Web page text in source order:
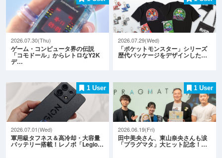
2026.07.30(Thu)
ゲーム・コンピュータ界の伝説
「コモドール」からレトロなY2K
デ…
2026.07.29(Wed)
「ポケットモンスター」シリーズ
歴代パッケージをデザインした…
1 User
2026.07.01(Wed)
軍用級タフネス＆高冷却・大容量
バッテリー搭載！レノボ「Legio…
1 User
2026.06.19(Fri)
田中美央さん、東山奈央さんも涙
「プラグマタ」大ヒット記念！…